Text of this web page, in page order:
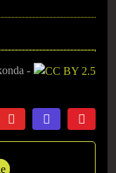
-